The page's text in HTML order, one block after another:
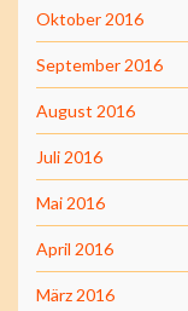
Oktober 2016
September 2016
August 2016
Juli 2016
Mai 2016
April 2016
März 2016